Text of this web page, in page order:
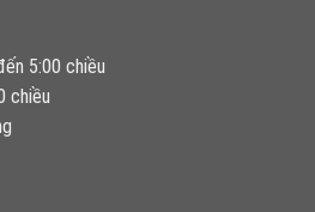
5:00 chiều
chiều